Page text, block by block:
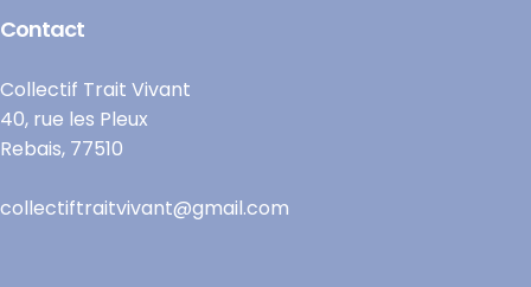
Contact
Collectif Trait Vivant
40, rue les Pleux
Rebais, 77510
collectiftraitvivant@gmail.com